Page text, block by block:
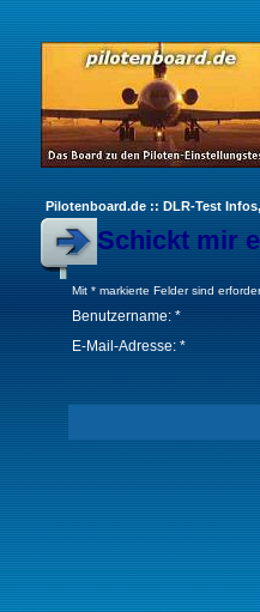
Pilotenboard.de :: DLR-Test
Schickt mir
Mit * markierte Felder sind
Benutzername: *
E-Mail-Adresse: *